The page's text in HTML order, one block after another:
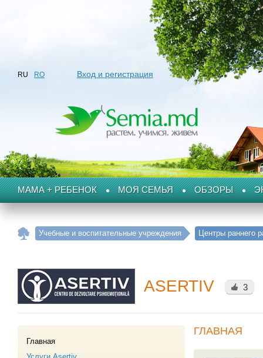
RU RO Вход и регистрация
МАМА + РЕБЕНОК МОЯ СЕМЬЯ ОБЗОРЫ
Учебные и воспитательные учреждения Центры раннего
ASERTIV 3
Главная
ГЛАВНАЯ